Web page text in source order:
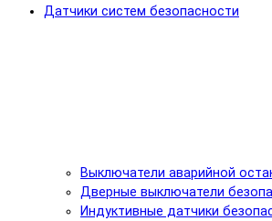
Датчики систем безопасности
Выключатели аварийной
Дверные выключатели
Индуктивные датчики